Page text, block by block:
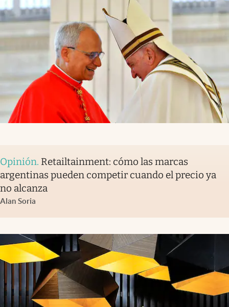
Opinión. Retailtainment: cómo las marcas
argentinas pueden competir cuando el precio ya
no alcanza
Alan Soria